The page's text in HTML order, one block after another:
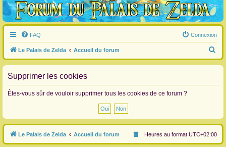
FAQ Connexion
Le Palais de Zelda Accueil du forum
e
h
h
Supprimer les cookies
Êtes-vous sûr de vouloir supprimer tous les cookies de ce forum ?
Le Palais de Zelda Accueil du forum Heures au format UTC+02:00